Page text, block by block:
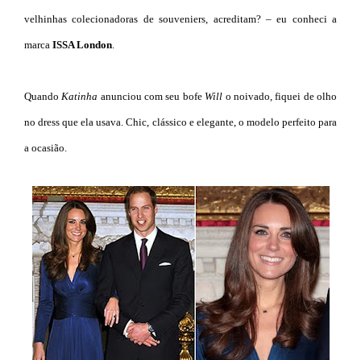
velhinhas colecionadoras de souveniers, acreditam? – eu conheci a
marca ISSA London
Quando Katinha anunciou com seu bofe Will o noivado, fiquei de olho
no dress que ela usava. Chic, clássico e elegante, o modelo perfeito para
a ocasião.